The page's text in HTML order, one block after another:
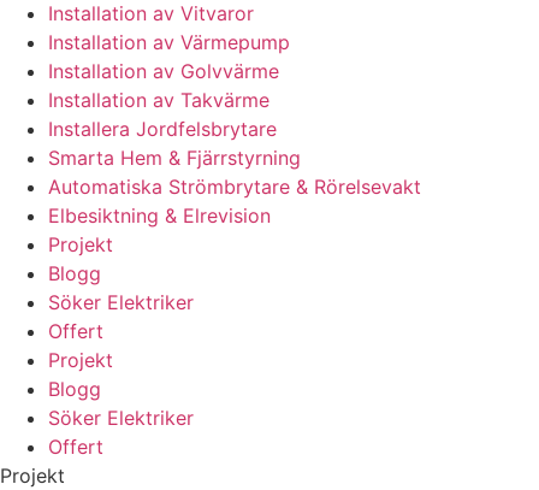
Installation av Vitvaror
Installation av Värmepump
Installation av Golvvärme
Installation av Takvärme
Installera Jordfelsbrytare
Smarta Hem & Fjärrstyrning
Automatiska Strömbrytare & Rörelsevakt
Elbesiktning & Elrevision
Projekt
Blogg
Söker Elektriker
Offert
Projekt
Blogg
Söker Elektriker
Offert
Projekt